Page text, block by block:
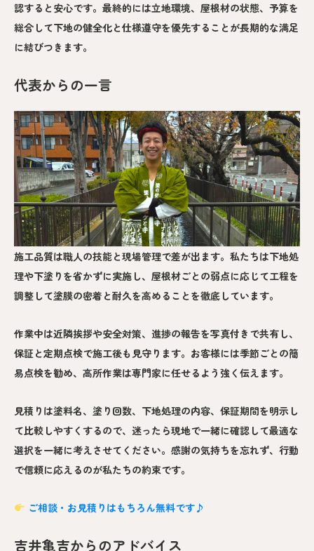
認すると安心です。最終的には立地環境、屋根材の状態、予算を
総合して下地の健全化と仕様遵守を優先することが長期的な満足
に結びつきます。
代表からの一言
施工品質は職人の技能と現場管理で差が出ます。私たちは下地処
理や下塗りを省かずに実施し、屋根材ごとの弱点に応じて工程を
調整して塗膜の密着と耐久を高めることを徹底しています。
作業中は近隣挨拶や安全対策、進捗の報告を写真付きで共有し、
保証と定期点検で施工後も見守ります。お客様には季節ごとの簡
易点検を勧め、高所作業は専門家に任せるよう強く伝えます。
見積りは塗料名、塗り回数、下地処理の内容、保証期間を明示し
て比較しやすくするので、迷ったら現地で一緒に確認して最適な
選択を一緒に考えさせてください。感謝の気持ちを忘れず、行動
で信頼に応えるのが私たちの約束です。
ご相談・お見積りはもちろん無料です♪
吉井亀吉からのアドバイス